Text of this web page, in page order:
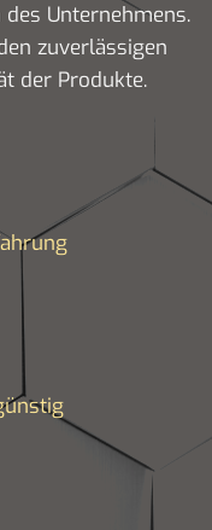
Unternehmens.
zuverlässigen
der Produkte.